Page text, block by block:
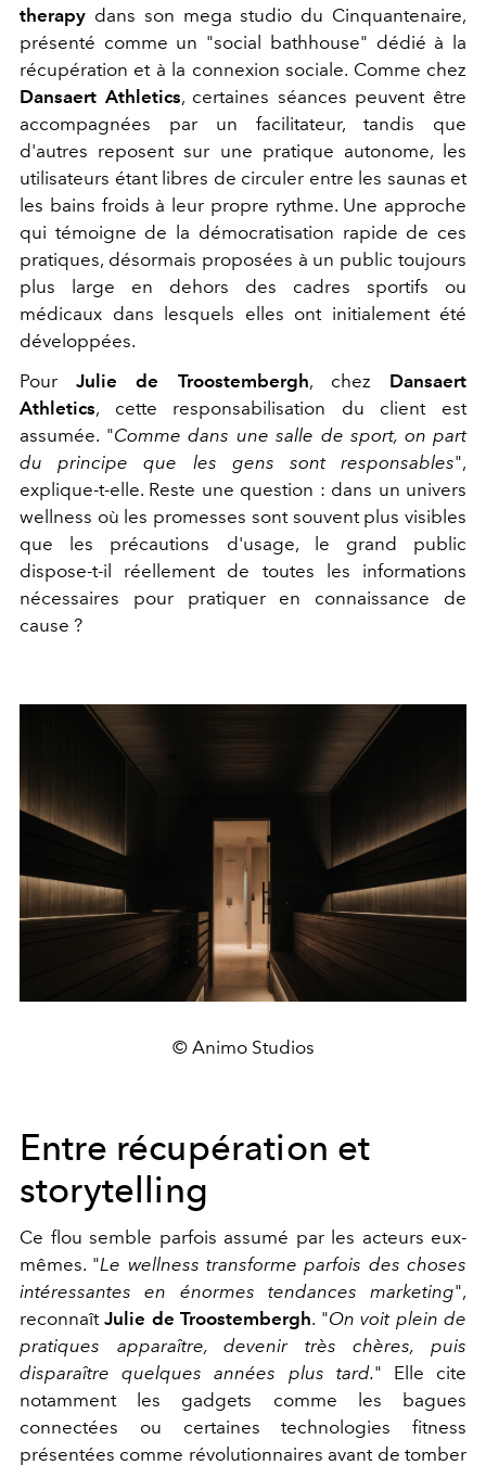
therapy dans son mega studio du Cinquantenaire,
présenté comme un "social bathhouse" dédié à la
récupération et à la connexion sociale. Comme chez
Dansaert Athletics, certaines séances peuvent être
accompagnées par un facilitateur, tandis que
d'autres reposent sur une pratique autonome, les
utilisateurs étant libres de circuler entre les saunas et
les bains froids à leur propre rythme. Une approche
qui témoigne de la démocratisation rapide de ces
pratiques, désormais proposées à un public toujours
plus large en dehors des cadres sportifs ou
médicaux dans lesquels elles ont initialement été
développées.
PourJulie de Troostembergh, chez Dansaert
Athletics, cette responsabilisation du client est
assumée. "Comme dans une salle de sport, on part
du principe que les gens sont responsables",
explique-t-elle. Reste une question : dans un univers
wellness où les promesses sont souvent plus visibles
que les précautions d'usage, le grand public
dispose-t-il réellement de toutes les informations
nécessaires pour pratiquer en connaissance de
cause ?
© Animo Studios
Entre récupération et
storytelling
Ce flou semble parfois assumé par les acteurs eux-
mêmes. "Le wellness transforme parfois des choses
intéressantes en énormes tendances marketing",
reconnaîtJulie de Troostembergh. "On voit plein de
pratiques apparaître, devenir très chères, puis
disparaître quelques années plus tard." Elle cite
notamment les gadgets comme les bagues
connectées ou certaines technologies fitness
présentées comme révolutionnaires avant de tomber